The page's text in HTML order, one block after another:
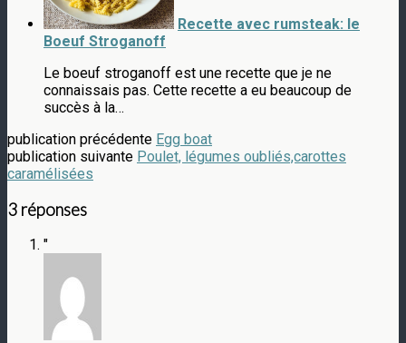
Recette avec rumsteak: le
Boeuf Stroganoff
Le boeuf stroganoff est une recette que je ne
connaissais pas. Cette recette a eu beaucoup de
succès à la…
publication précédente Egg boat
publication suivante Poulet, légumes oubliés,carottes
caramélisées
3 réponses
"